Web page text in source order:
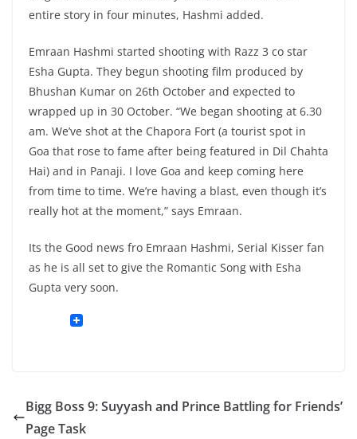
entire story in four minutes, Hashmi added.
Emraan Hashmi started shooting with Razz 3 co star
Esha Gupta. They begun shooting film produced by
Bhushan Kumar on 26th October and expected to
wrapped up in 30 October. “We began shooting at 6.30
am. We’ve shot at the Chapora Fort (a tourist spot in
Goa that rose to fame after being featured in Dil Chahta
Hai) and in Panaji. I love Goa and keep coming here
from time to time. We’re having a blast, even though it’s
really hot at the moment,” says Emraan.
Its the Good news fro Emraan Hashmi, Serial Kisser fan
as he is all set to give the Romantic Song with Esha
Gupta very soon.
Bigg Boss 9: Suyyash and Prince Battling for Friends’
Page Task